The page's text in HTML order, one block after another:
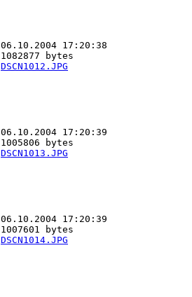
06.10.2004 17:20:38
1082877 bytes
DSCN1012.JPG
06.10.2004 17:20:39
1005806 bytes
DSCN1013.JPG
06.10.2004 17:20:39
1007601 bytes
DSCN1014.JPG